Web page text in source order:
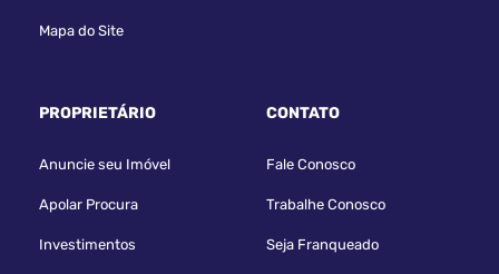
Mapa do Site
PROPRIETÁRIO
Anuncie seu Imóvel
Apolar Procura
Investimentos
CONTATO
Fale Conosco
Trabalhe Conosco
Seja Franqueado